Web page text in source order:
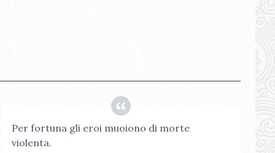
Per fortuna gli eroi muoiono di morte
violenta.